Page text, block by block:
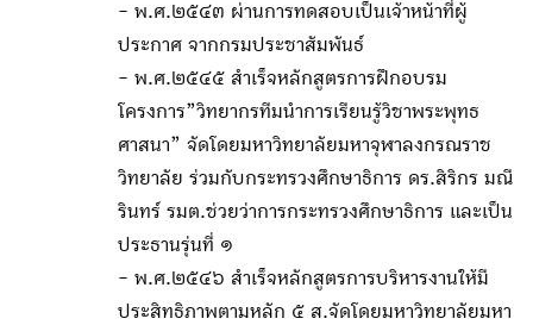
- พ.ศ.๒๕๔๓ ผ่านการทดสอบเป็นเจ้าหน้าที่ผู้
ประกาศ จากกรมประชาสัมพันธ์
- พ.ศ.๒๕๔๕ สำเร็จหลักสูตรการฝึกอบรม
โครงการ”วิทยากรทีมนำการเรียนรู้วิชาพระพุทธ
ศาสนา” จัดโดยมหาวิทยาลัยมหาจุฬาลงกรณราช
วิทยาลัย ร่วมกับกระทรวงศึกษาธิการ ดร.สิริกร มณี
รินทร์ รมต.ช่วยว่าการกระทรวงศึกษาธิการ และเป็น
ประธานรุ่นที่ ๑
- พ.ศ.๒๕๔๖ สำเร็จหลักสูตรการบริหารงานให้มี
ประสิทธิภาพตามหลัก ๕ ส.จัดโดยมหาวิทยาลัยมหา